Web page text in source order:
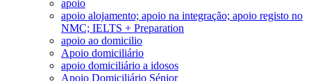
apoio
apoio alojamento; apoio na integração; apoio registo no
NMC; IELTS + Preparation
apoio ao domicilio
Apoio domiciliário
apoio domiciliário a idosos
Apoio Domiciliário Sénior